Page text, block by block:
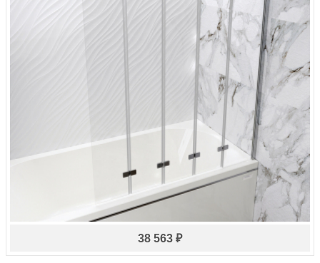
38 563 ₽